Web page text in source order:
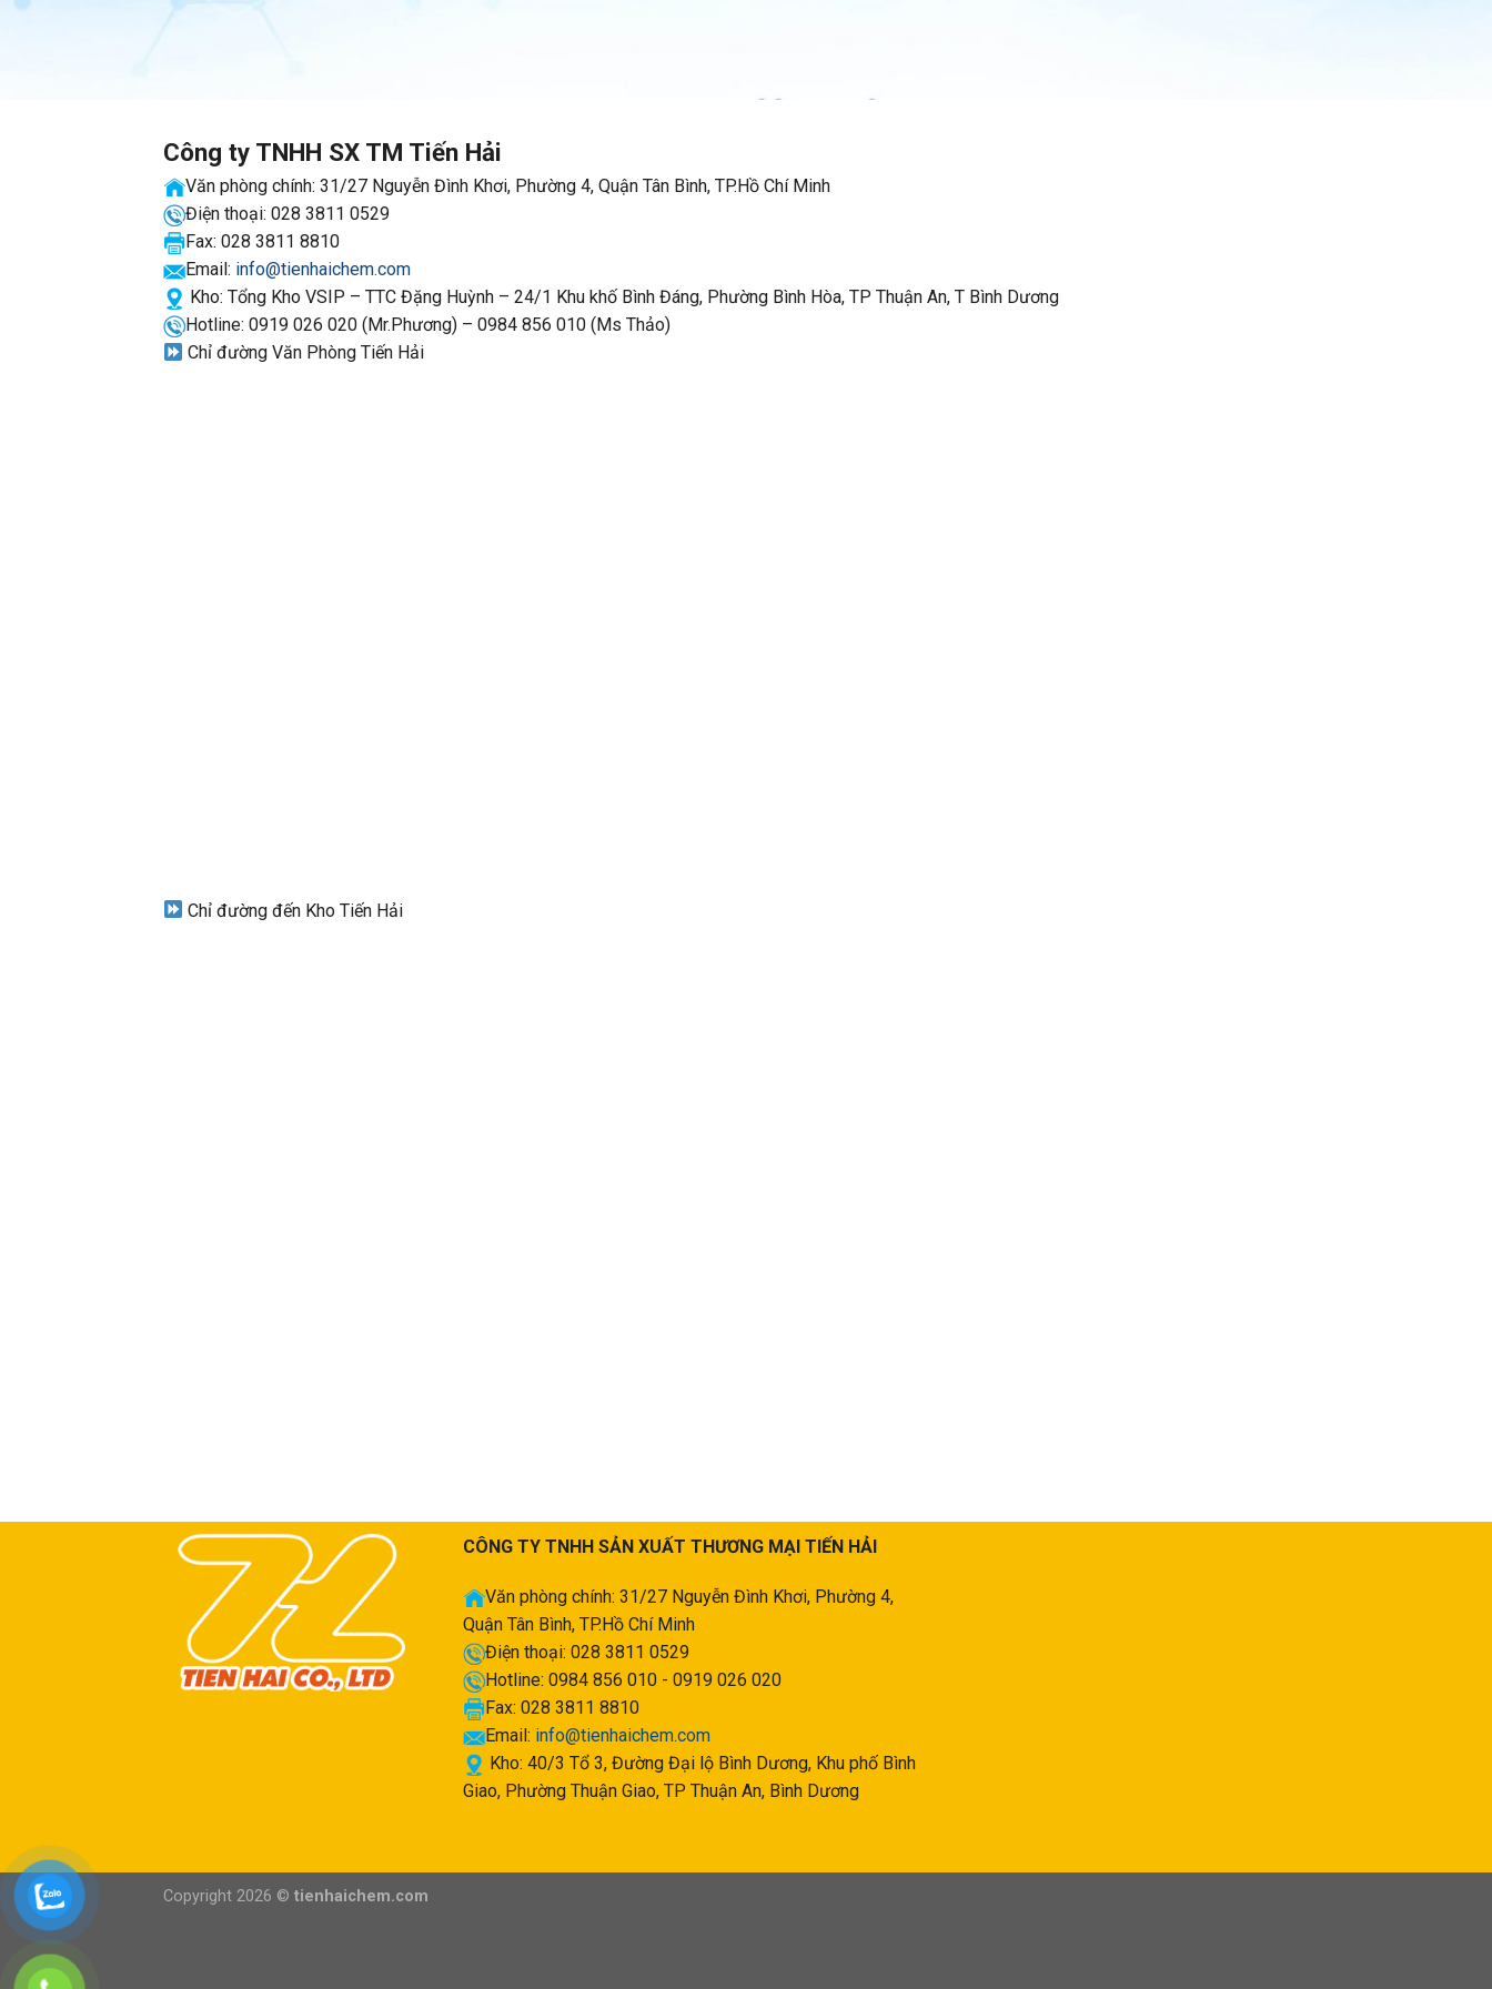
Công ty TNHH SX TM Tiến Hải
Văn phòng chính: 31/27 Nguyễn Đình Khơi, Phường 4, Quận Tân Bình, TP.Hồ Chí Minh
Điện thoại: 028 3811 0529
Fax: 028 3811 8810
Email: info@tienhaichem.com
Kho: Tổng Kho VSIP – TTC Đặng Huỳnh – 24/1 Khu khố Bình Đáng, Phường Bình Hòa, TP Thuận An, T Bình Dương
Hotline: 0919 026 020 (Mr.Phương) – 0984 856 010 (Ms Thảo)
Chỉ đường Văn Phòng Tiến Hải
Chỉ đường đến Kho Tiến Hải
CÔNG TY TNHH SẢN XUẤT THƯƠNG MẠI TIẾN HẢI
Văn phòng chính: 31/27 Nguyễn Đình Khơi, Phường 4,
Quận Tân Bình, TP.Hồ Chí Minh
Điện thoại: 028 3811 0529
Hotline: 0984 856 010 - 0919 026 020
Fax: 028 3811 8810
Email: info@tienhaichem.com
Kho: 40/3 Tổ 3, Đường Đại lộ Bình Dương, Khu phố Bình
Giao, Phường Thuận Giao, TP Thuận An, Bình Dương
Copyright 2026 © tienhaichem.com